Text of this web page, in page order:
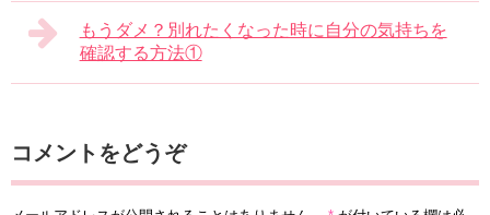
もうダメ？別れたくなった時に自分の気持ちを
確認する方法①
コメントをどうぞ